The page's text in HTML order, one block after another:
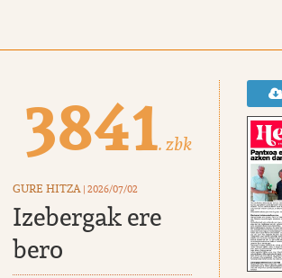
3841. zbk
GURE HITZA | 2026/07/02
Izebergak ere
bero